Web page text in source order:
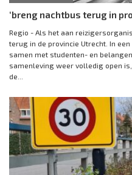
‘breng nachtbus terug in
Regio - Als het aan
terug in de provincie Utrecht. In
samen met studenten- en
samenleving weer volledig open
de...